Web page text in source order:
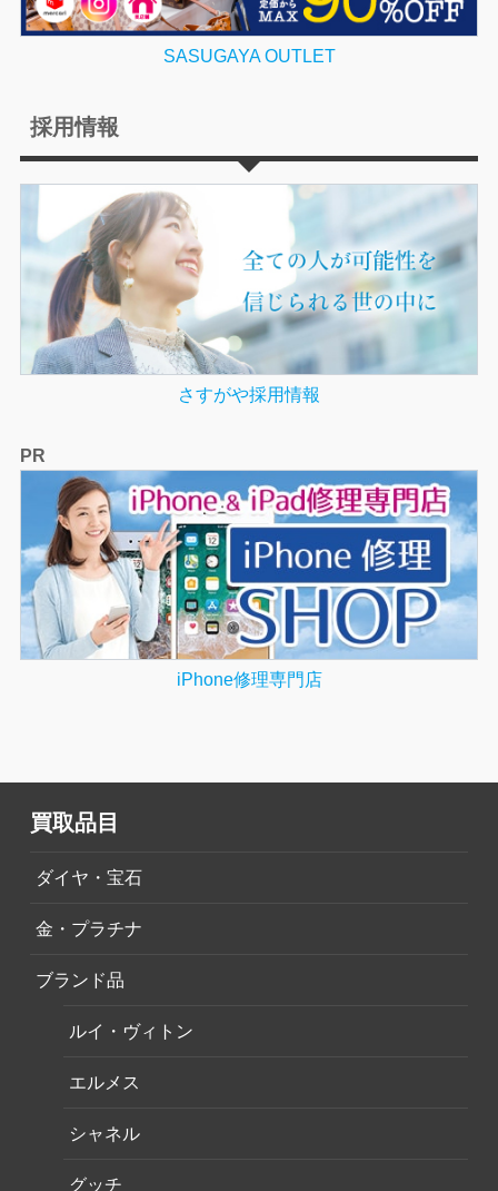
SASUGAYA OUTLET
採用情報
さすがや採用情報
PR
iPhone修理専門店
買取品目
ダイヤ・宝石
金・プラチナ
ブランド品
ルイ・ヴィトン
エルメス
シャネル
グッチ